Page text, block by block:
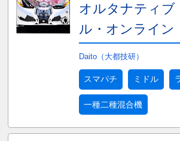
オルタナティブ
ル・オンライン
Daito（大都技研）
スマパチ ミドル
一種二種混合機